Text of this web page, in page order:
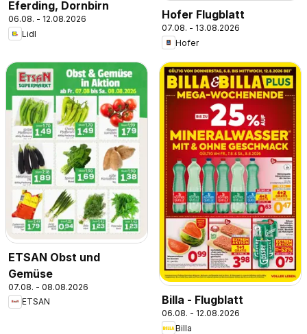
Eferding, Dornbirn
06.08. - 12.08.2026
Lidl
Hofer Flugblatt
07.08. - 13.08.2026
Hofer
ETSAN Obst und
Gemüse
07.08. - 08.08.2026
ETSAN
Billa - Flugblatt
06.08. - 12.08.2026
Billa